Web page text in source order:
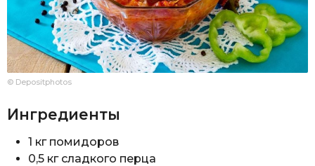
© Depositphotos
Ингредиенты
1 кг помидоров
0,5 кг сладкого перца